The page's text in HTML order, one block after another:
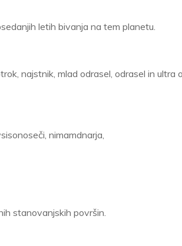
letih bivanja na tem planetu.
najstnik, mlad odrasel, odrasel in ultra
nimamdnarja,
stanovanjskih površin.